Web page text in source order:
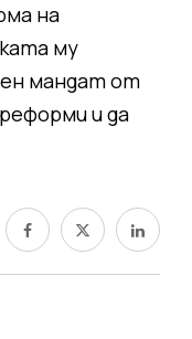
на
му
мандат от
и да